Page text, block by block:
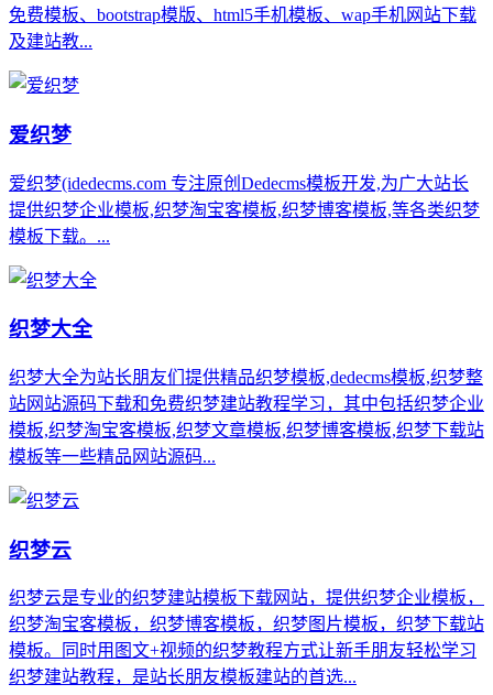
免费模板、bootstrap模版、html5手机模板、wap手机网站下载
及建站教...
爱织梦
爱织梦(idedecms.com 专注原创Dedecms模板开发,为广大站长
提供织梦企业模板,织梦淘宝客模板,织梦博客模板,等各类织梦
模板下载。...
织梦大全
织梦大全为站长朋友们提供精品织梦模板,dedecms模板,织梦整
站网站源码下载和免费织梦建站教程学习，其中包括织梦企业
模板,织梦淘宝客模板,织梦文章模板,织梦博客模板,织梦下载站
模板等一些精品网站源码...
织梦云
织梦云是专业的织梦建站模板下载网站，提供织梦企业模板，
织梦淘宝客模板，织梦博客模板，织梦图片模板，织梦下载站
模板。同时用图文+视频的织梦教程方式让新手朋友轻松学习
织梦建站教程，是站长朋友模板建站的首选...